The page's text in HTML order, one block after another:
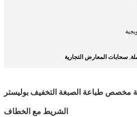
, سحابات المعارض التجارية
مخصص طباعة الصبغة التخفيف بوليستر
الشريط مع الخطاف